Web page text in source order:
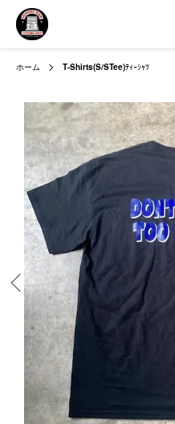
ホーム T-Shirts(S/STee)ﾃｨｰｼｬﾂ